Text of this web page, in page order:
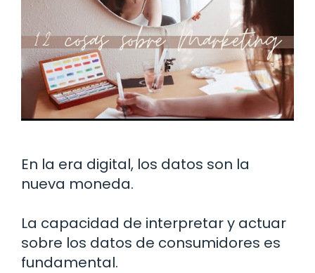
En la era digital, los datos son la
nueva moneda.
La capacidad de interpretar y actuar
sobre los datos de consumidores es
fundamental.